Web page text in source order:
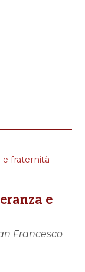
e fraternità
e
Francesco